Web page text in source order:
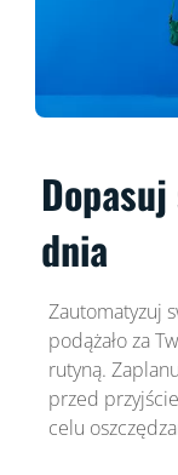
dnia
Zautomatyzuj
podążało za
rutyną.
przed
celu